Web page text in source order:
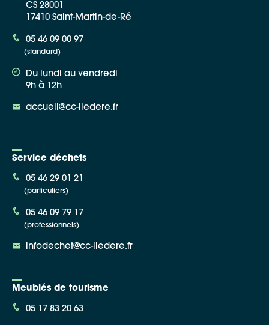
CS 28001
17410 Saint-Martin-de-Ré
05 46 09 00 97
(standard)
Du lundi au vendredi
9h à 12h
accueil@cc-iledere.fr
Service déchets
05 46 29 01 21
(particuliers)
05 46 09 79 17
(professionnels)
infodechet@cc-iledere.fr
Meublés de tourisme
05 17 83 20 63